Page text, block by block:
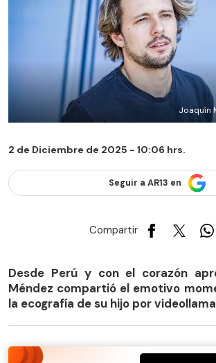
Joaquín
2 de Diciembre de 2025 - 10:06 hrs.
Seguir a AR13 en
Compartir
Desde Perú y con el corazón
Méndez compartió el emotivo
la ecografía de su hijo por